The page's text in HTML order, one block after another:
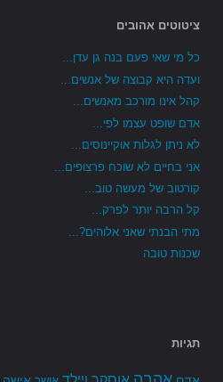
ציטוטים אהובים
כל מי שאי פעם בנה גן עדן...
ועדה היא קבוצה של אנשים...
קהל אינו מורכב מאנשים...
אדם שופט עצמו לפי...
לא ניתן לגלות אוקיינוסים...
אני בחיים לא שוכח פרצופים...
קורטוב של מעשה טוב...
קל הרבה יותר לפרק...
מתי הבנתי שאני אלוהים?...
שכנות טובה
תגיות